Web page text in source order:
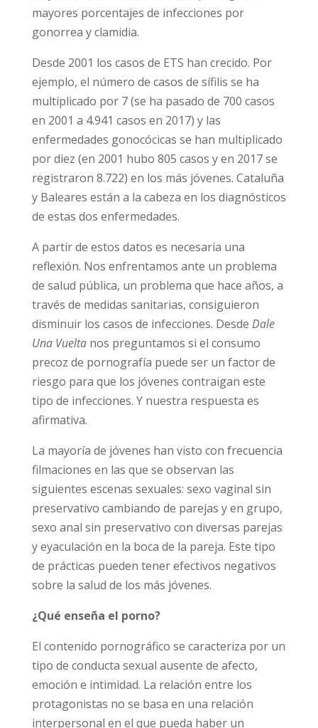
25 años es la edad que registra mayores
porcentajes de infecciones por gonorrea y
Desde 2001 los casos de ETS han crecido. Por
ejemplo, el número de casos de sífilis se ha
multiplicado por 7 (se ha pasado de 700 casos
en 2001 a 4.941 casos en 2017) y las
enfermedades gonocócicas se han
multiplicado por diez (en 2001 hubo 805 casos
y en 2017 se registraron 8.722) en los más
jóvenes. Cataluña y Baleares están a la cabeza
enfermedades.
A partir de estos datos es necesaria una
reflexión. Nos enfrentamos ante un problema
de salud pública, un problema que hace años,
a través de medidas sanitarias, consiguieron
disminuir los casos de infecciones. DesdeDale
Una Vueltanos preguntamos si el consumo
precoz de pornografía puede ser un factor de
riesgo para que los jóvenes contraigan este
afirmativa.
La mayoría de jóvenes han visto con
frecuencia filmaciones en las que se observan
las siguientes escenas sexuales: sexo vaginal
sin preservativo cambiando de parejas y en
grupo, sexo anal sin preservativo con
diversas parejas y eyaculación en la boca de la
efectivos negativos sobre la salud de los más
jóvenes.
¿Qué enseña el porno?
El contenido pornográfico se caracteriza por
un tipo de conducta sexual ausente de afecto,